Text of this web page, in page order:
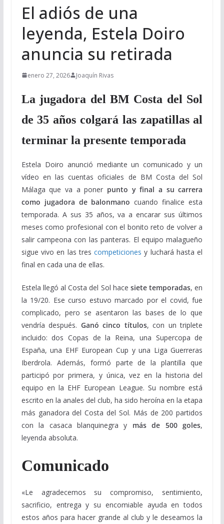
El adiós de una
leyenda, Estela Doiro
anuncia su retirada
enero 27, 2026 Joaquín Rivas
La jugadora del BM Costa del Sol
de 35 años colgará las zapatillas al
terminar la presente temporada
Estela Doiro anunció mediante un comunicado y un
vídeo en las cuentas oficiales de BM Costa del Sol
Málaga que va a poner punto y final a su carrera
como jugadora de balonmano cuando finalice esta
temporada. A sus 35 años, va a encarar sus últimos
meses como profesional con el bonito reto de volver a
salir campeona con las panteras. El equipo malagueño
sigue vivo en las trescompeticiones y luchará hasta el
final en cada una de ellas.
Estela llegó al Costa del Sol hace siete temporadas, en
la 19/20. Ese curso estuvo marcado por el covid, fue
complicado, pero se asentaron las bases de lo que
vendría después. Ganó cinco títulos, con un triplete
incluido: dos Copas de la Reina, una Supercopa de
España, una EHF European Cup y una Liga Guerreras
Iberdrola. Además, formó parte de la plantilla que
participó por primera, y única, vez en la historia del
equipo en la EHF European League. Su nombre está
escrito en la anales del club, ha sido heroína en la etapa
más ganadora del Costa del Sol. Más de 200 partidos
con la casaca blanquinegra y más de 500 goles,
leyenda absoluta.
Comunicado
«Le agradecemos su compromiso, sentimiento,
sacrificio, entrega y su encomiable ayuda en todos
estos años para hacer grande al club y le deseamos la